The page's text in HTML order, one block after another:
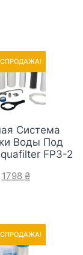
Система
Воды Под
FP3-2
1798 ₴